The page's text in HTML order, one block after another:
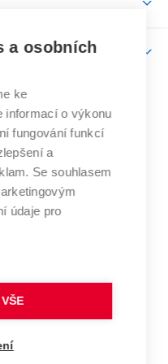
učení
technické
a osobních
ke
informací o výkonu
fungování funkcí
a
Se souhlasem
údaje pro